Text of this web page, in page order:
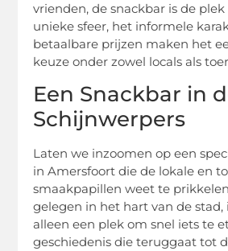
vrienden, de snackbar is de
unieke sfeer, het informele
betaalbare prijzen maken het
keuze onder zowel locals als
Een Snackbar in
Schijnwerpers
Laten we inzoomen op een
in Amersfoort die de lokale en
smaakpapillen weet te
gelegen in het hart van de stad,
alleen een plek om snel iets te
geschiedenis die teruggaat tot